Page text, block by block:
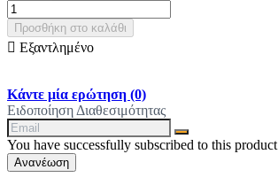
Προσθήκη στο καλάθι
 Εξαντλημένο
Κάντε μία ερώτηση (0)
Ειδοποίηση Διαθεσιμότητας
You have successfully subscribed to this product